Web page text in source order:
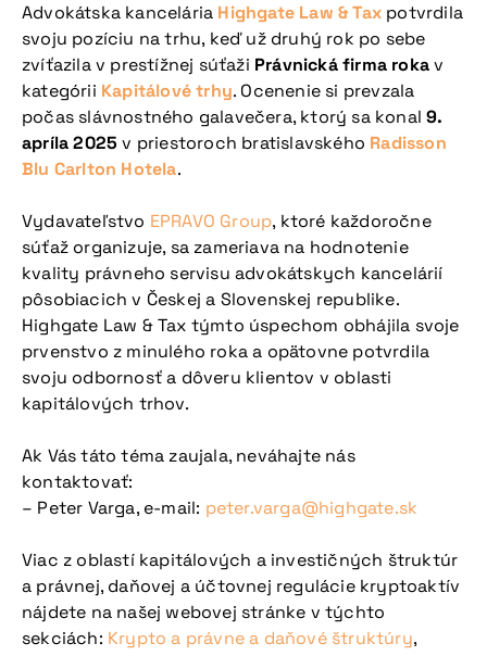
Advokátska kancelária Highgate Law & Tax potvrdila
svoju pozíciu na trhu, keď už druhý rok po sebe
zvíťazila v prestížnej súťaži Právnická firma rokav
kategórii Kapitálové trhy. Ocenenie si prevzala
počas slávnostného galavečera, ktorý sa konal9.
apríla 2025 v priestoroch bratislavského Radisson
Blu Carlton Hotela.
Vydavateľstvo EPRAVO Group, ktoré každoročne
súťaž organizuje, sa zameriava na hodnotenie
kvality právneho servisu advokátskych kancelárií
pôsobiacich v Českej a Slovenskej republike.
Highgate Law & Tax týmto úspechom obhájila svoje
prvenstvo z minulého roka a opätovne potvrdila
svoju odbornosť a dôveru klientov v oblasti
kapitálových trhov.
Ak Vás táto téma zaujala, neváhajte nás
kontaktovať:
– Peter Varga, e-mail: peter.varga@highgate.sk
Viac z oblastí kapitálových a investičných štruktúr
a právnej, daňovej a účtovnej regulácie kryptoaktív
nájdete na našej webovej stránke v týchto
sekciách: Krypto a právne a daňové štruktúry,